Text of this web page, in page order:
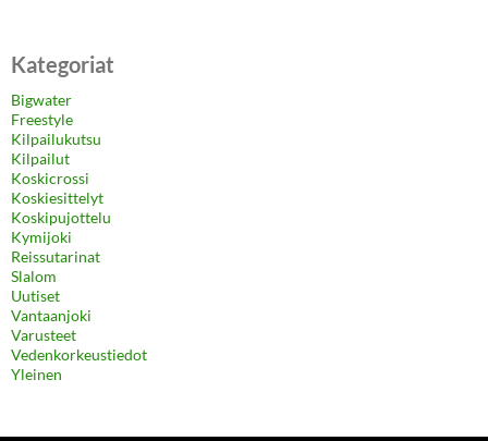
Kategoriat
Bigwater
Freestyle
Kilpailukutsu
Kilpailut
Koskicrossi
Koskiesittelyt
Koskipujottelu
Kymijoki
Reissutarinat
Slalom
Uutiset
Vantaanjoki
Varusteet
Vedenkorkeustiedot
Yleinen